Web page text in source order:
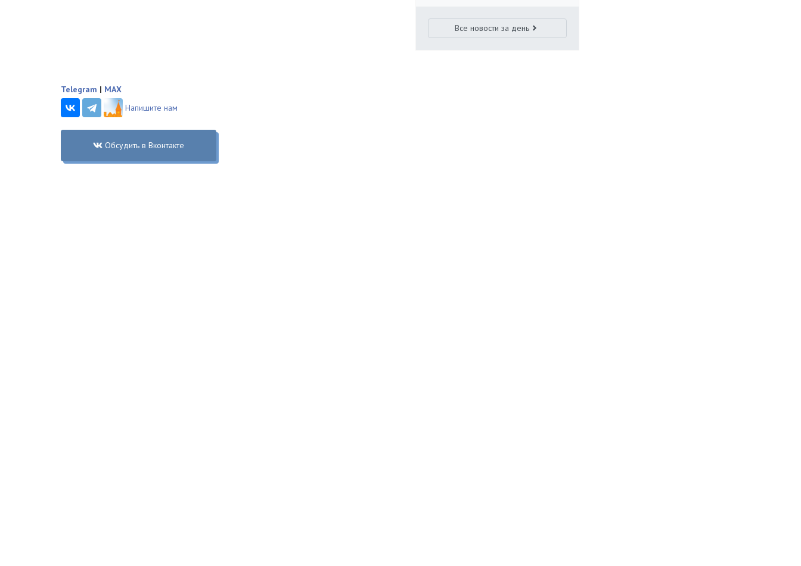
Все новости за день
Telegram | MAX
Напишите нам
Обсудить в Вконтакте